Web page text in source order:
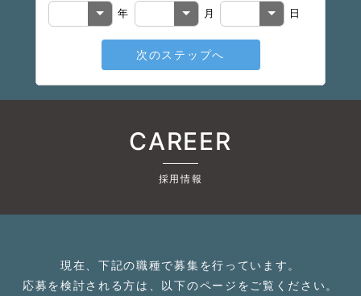
年 月 日
次のステップへ
CAREER
採用情報
現在、下記の職種で募集を行っています。
応募を検討される方は、以下のページをご覧ください。